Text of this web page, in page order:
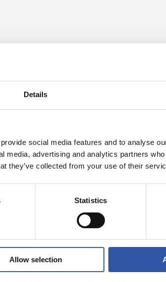
Details
social media features and to analyse
media, advertising and analytics partners
they’ve collected from your use of their
Statistics
Allow selection
PRIMER EQUIPO
Doble
en Colonia